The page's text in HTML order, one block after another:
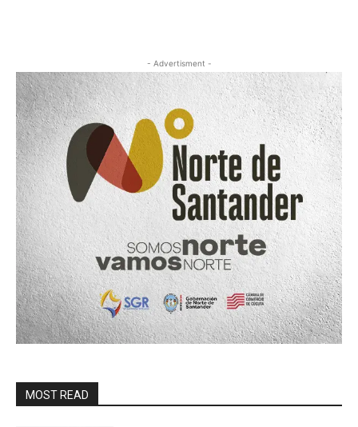
- Advertisment -
MOST READ